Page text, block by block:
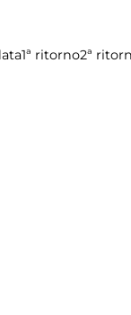
1ª ritorno2ª